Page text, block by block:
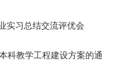
实习总结交流评优会
科教学工程建设方案的通